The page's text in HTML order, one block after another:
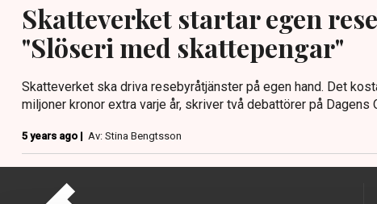
Skatteverket startar egen
"Slöseri med skattepengar"
Skatteverket ska driva resebyråtjänster på egen hand. Det
miljoner kronor extra varje år, skriver två debattörer på Dagens
5 years ago | Av: Stina Bengtsson